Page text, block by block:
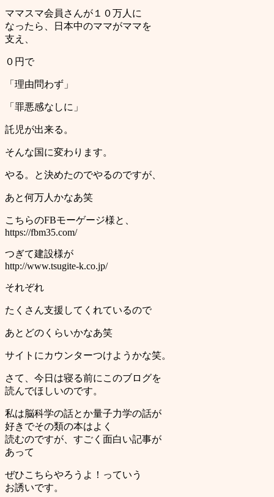
ママスマ会員さんが１０万人に
なったら、日本中のママがママを
支え、
０円で
「理由問わず」
「罪悪感なしに」
託児が出来る。
そんな国に変わります。
やる。と決めたのでやるのですが、
あと何万人かなあ笑
こちらのFBモーゲージ様と、
https://fbm35.com/
つぎて建設様が
http://www.tsugite-k.co.jp/
それぞれ
たくさん支援してくれているので
あとどのくらいかなあ笑
サイトにカウンターつけようかな笑。
さて、今日は寝る前にこのブログを
読んでほしいのです。
私は脳科学の話とか量子力学の話が
好きでその類の本はよく
読むのですが、すごく面白い記事が
あって
ぜひこちらやろうよ！っていう
お誘いです。